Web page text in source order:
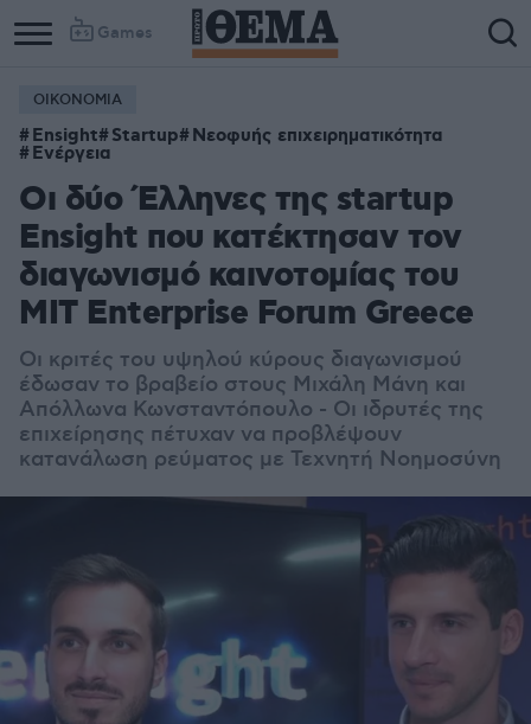
Games
ΟΙΚΟΝΟΜΙΑ
Ensight Startup Νεοφυής επιχειρηματικότητα
Ενέργεια
Οι δύο Έλληνες της startup
Ensight που κατέκτησαν τον
διαγωνισμό καινοτομίας του
ΜΙΤ Enterprise Forum Greece
Οι κριτές του υψηλού κύρους διαγωνισμού
έδωσαν το βραβείο στους Μιχάλη Μάνη και
Απόλλωνα Κωνσταντόπουλο - Οι ιδρυτές της
επιχείρησης πέτυχαν να προβλέψουν
κατανάλωση ρεύματος με Τεχνητή Νοημοσύνη